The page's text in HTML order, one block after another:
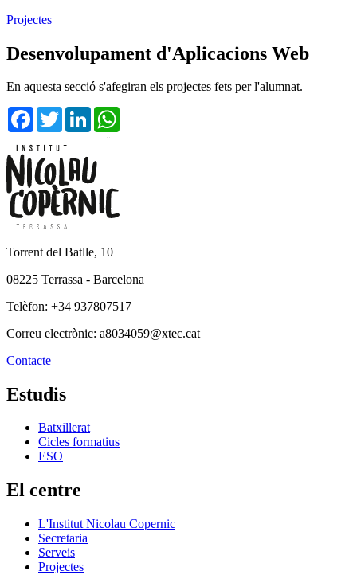
Projectes
Desenvolupament d'Aplicacions Web
En aquesta secció s'afegiran els projectes fets per l'alumnat.
Facebook
TwitterLinkedIn
Torrent del Batlle, 10
08225 Terrassa - Barcelona
Telèfon: +34 937807517
Correu electrònic: a8034059@xtec.cat
Contacte
Estudis
Batxillerat
Cicles formatius
ESO
El centre
L'Institut Nicolau Copernic
Secretaria
Serveis
Projectes